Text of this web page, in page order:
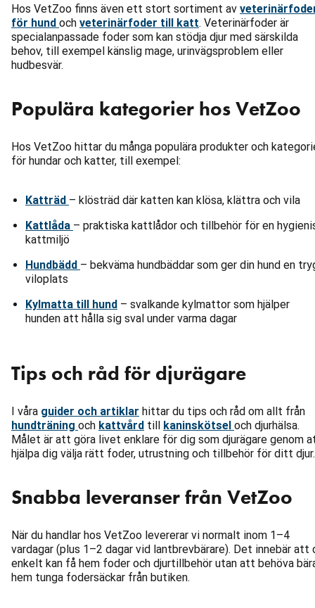
Hos VetZoo finns även ett stort sortiment av
för hund och veterinärfoder till katt. Veterinärfoder är
specialanpassade foder som kan stödja djur med särskilda
behov, till exempel känslig mage, urinvägsproblem eller
hudbesvär.
Populära kategorier hos VetZoo
Hos VetZoo hittar du många populära produkter och
för hundar och katter, till exempel:
Katträd – klösträd där katten kan klösa, klättra och vila
Kattlåda – praktiska kattlådor och tillbehör för en
kattmiljö
Hundbädd – bekväma hundbäddar som ger din hund en
viloplats
Kylmatta till hund – svalkande kylmattor som hjälper
hunden att hålla sig sval under varma dagar
Tips och råd för djurägare
I våra guider och artiklar hittar du tips och råd om allt från
hundträning och kattvård till kaninskötsel och djurhälsa.
Målet är att göra livet enklare för dig som djurägare genom
hjälpa dig välja rätt foder, utrustning och tillbehör för ditt djur.
Snabba leveranser från VetZoo
När du handlar hos VetZoo levererar vi normalt inom 1–4
vardagar (plus 1–2 dagar vid lantbrevbärare). Det innebär att
enkelt kan få hem foder och djurtillbehör utan att behöva
hem tunga fodersäckar från butiken.